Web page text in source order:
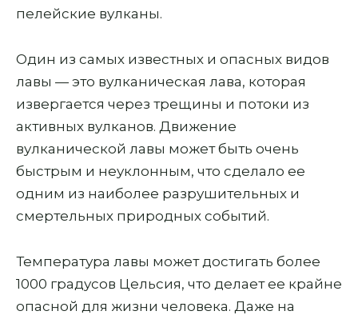
пелейские вулканы.
Один из самых известных и опасных видов
лавы — это вулканическая лава, которая
извергается через трещины и потоки из
активных вулканов. Движение
вулканической лавы может быть очень
быстрым и неуклонным, что сделало ее
одним из наиболее разрушительных и
смертельных природных событий.
Температура лавы может достигать более
1000 градусов Цельсия, что делает ее крайне
опасной для жизни человека. Даже на